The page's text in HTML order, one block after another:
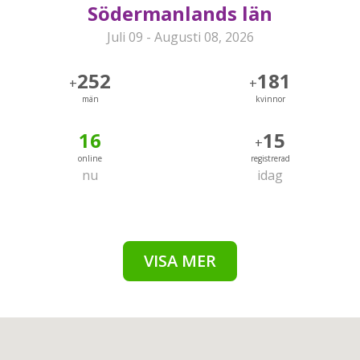
Södermanlands län
Juli 09 - Augusti 08, 2026
+252
män
+181
kvinnor
16
online
nu
+15
registrerad
idag
VISA MER